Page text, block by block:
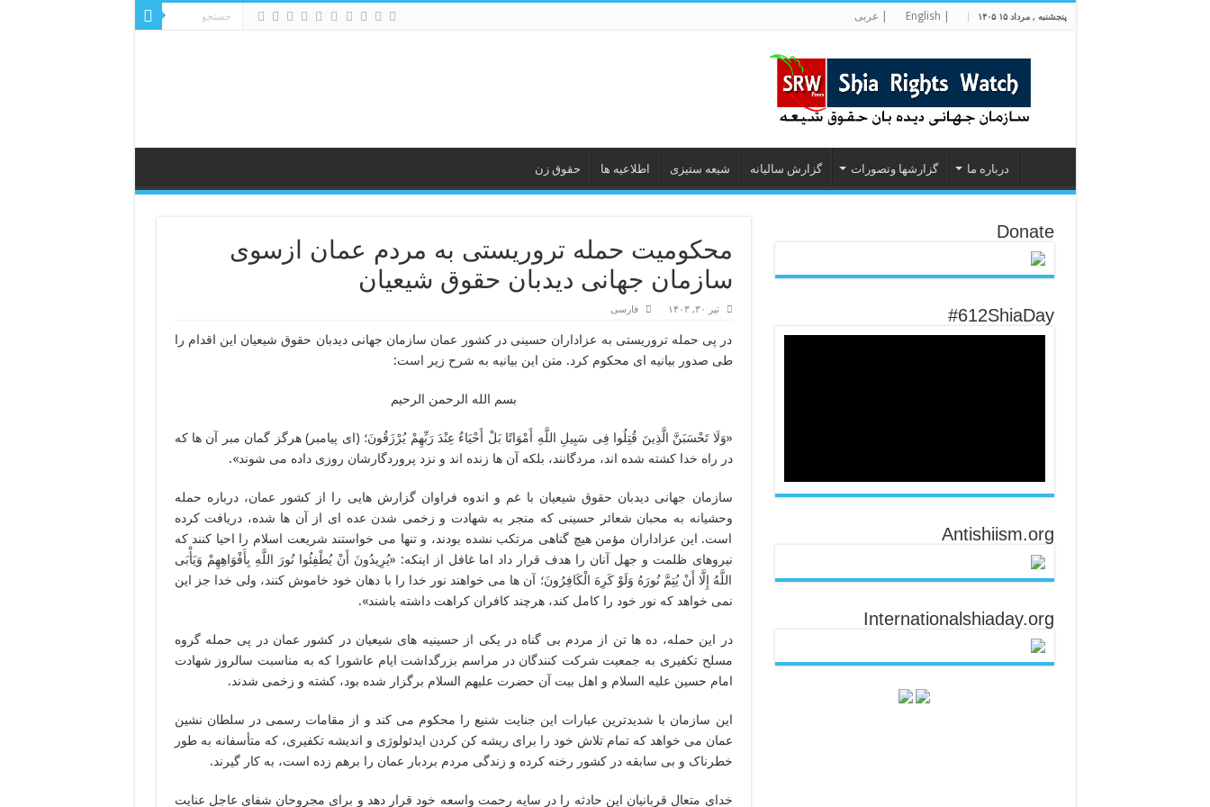
پنجشنبه , مرداد ۱۵ ۱۴۰۵ | عربی
درباره ما گزارشها وتصورات گزارش سالیانه شیعه ستیزى اطلاعیه ها حقوق زن
محکومیت حمله تروریستی به مردم عمان ازسوی
سازمان جهانی دیدبان حقوق شیعیان
تیر ۳۰, ۱۴۰۳ فارسی
در پی حمله تروریستی به عزاداران حسینی در کشور عمان سازمان جهانی دیدبان حقوق شیعیان این اقدام را
طی صدور بیانیه ای محکوم کرد. متن این بیانیه به شرح زیر است:
بسم الله الرحمن الرحیم
«وَلَا تَحْسَبَنَّ الَّذِینَ قُتِلُوا فِی سَبِیلِ اللَّهِ أَمْوَاتًا بَلْ أَحْیَاءٌ عِنْدَ رَبِّهِمْ یُرْزَقُونَ؛ (ای پیامبر) هرگز گمان مبر آن ها که
در راه خدا کشته شده‏ اند، مردگانند، بلکه آن ها زنده‏ اند و نزد پروردگارشان روزی داده می شوند».
سازمان جهانی دیدبان حقوق شیعیان با غم و اندوه فراوان گزارش هایی را از کشور عمان، درباره حمله
وحشیانه به محبان شعائر حسینی که منجر به شهادت و زخمی شدن عده ای از آن ها شده، دریافت کرده
است. این عزاداران مؤمن هیچ گناهی مرتکب نشده بودند، و تنها می خواستند شریعت اسلام را احیا کنند که
نیروهای ظلمت و جهل آنان را هدف قرار داد اما غافل از اینکه: «یُرِیدُونَ أَنْ یُطْفِئُوا نُورَ اللَّهِ بِأَفْوَاهِهِمْ وَیَأْبَى
اللَّهُ إِلَّا أَنْ یُتِمَّ نُورَهُ وَلَوْ کَرِهَ الْکَافِرُونَ؛ آن ها می ‏خواهند نور خدا را با دهان خود خاموش کنند، ولی خدا جز این
نمی‏ خواهد که نور خود را کامل کند، هرچند کافران کراهت داشته باشند».
در این حمله، ده ها تن از مردم بی گناه در یکی از حسینیه های شیعیان در کشور عمان در پی حمله گروه
مسلح تکفیری به جمعیت شرکت کنندگان در مراسم بزرگداشت ایام عاشورا که به مناسبت سالروز شهادت
امام حسین علیه السلام و اهل بیت آن حضرت علیهم السلام برگزار شده بود، کشته و زخمی شدند.
این سازمان با شدیدترین عبارات این جنایت شنیع را محکوم می کند و از مقامات رسمی در سلطان نشین
عمان می خواهد که تمام تلاش خود را برای ریشه کن کردن ایدئولوژی و اندیشه تکفیری، که متأسفانه به طور
خطرناک و بی سابقه در کشور رخنه کرده و زندگی مردم بردبار عمان را برهم زده است، به کار گیرند.
خدای متعال قربانیان این حادثه را در سایه رحمت واسعه خود قرار دهد و برای مجروحان شفای عاجل عنایت
Donate
#612ShiaDay
Antishiism.org
Internationalshiaday.org